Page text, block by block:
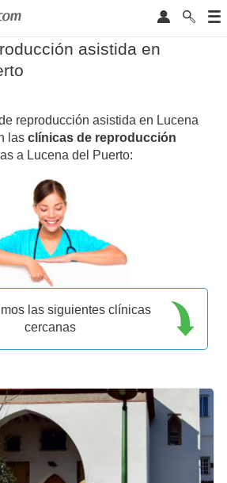
asistida en
reproducción asistida en Lucena
las clínicas de reproducción
a Lucena del Puerto:
las siguientes clínicas
cercanas